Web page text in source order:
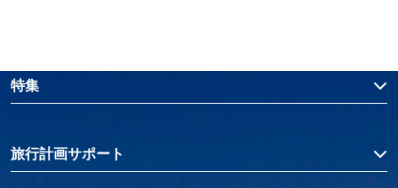
特集
旅行計画サポート